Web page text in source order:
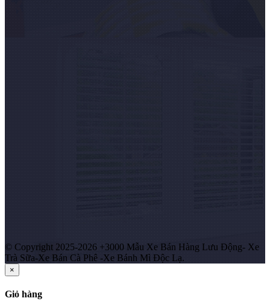
© Copyright 2025-2026 +3000 Mẫu Xe Bán Hàng Lưu Động- Xe
Trà Sữa-Xe Bán Cà Phê -Xe Bánh Mì Độc Lạ.
×
Giỏ hàng